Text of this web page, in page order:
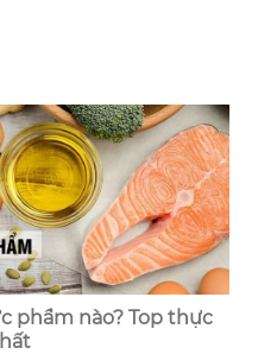
phẩm nào? Top thực